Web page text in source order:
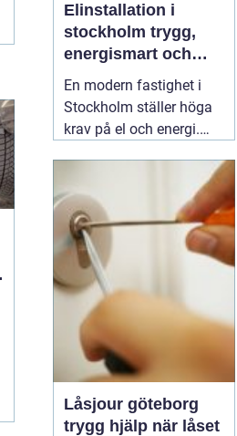
Elinstallation i
stockholm trygg,
energismart och
framtidssäker el i
fastigheten
En modern fastighet i
Stockholm ställer höga
krav på el och energi.
kylanläggningar,
ventilation, laddboxar
och solcellsbatterier ska
fungera tillsammans
säkert, effektivt och utan
onödigt krångel. En04
augusti 2026
Låsjour göteborg
trygg hjälp när låset